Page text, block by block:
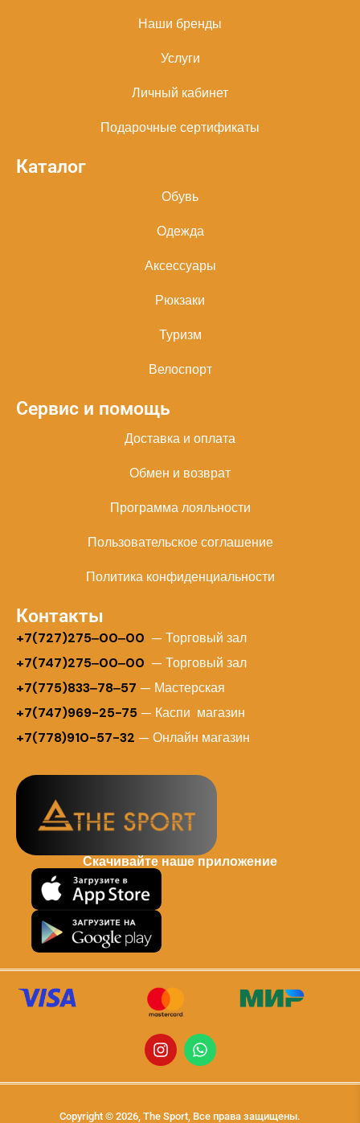
Наши бренды
Услуги
Личный кабинет
Подарочные сертификаты
Каталог
Обувь
Одежда
Аксессуары
Рюкзаки
Туризм
Велоспорт
Сервис и помощь
Доставка и оплата
Обмен и возврат
Программа лояльности
Пользовательское соглашение
Политика конфиденциальности
Контакты
+7(727)275‒00‒00 — Торговый зал
+7(747)275‒00‒00 — Торговый зал
+7(775)833‒78‒57 — Мастерская
+7(747)969-25-75 — Каспи магазин
+7(778)910-57-32 — Онлайн магазин
Скачивайте наше приложение
Copyright © 2026, The Sport, Все права защищены.